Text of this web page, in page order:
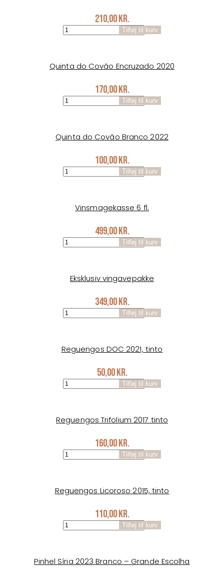
210,00kr.
Exordio
2019
Tilføj til kurv
Quinta do Covão Encruzado 2020
170,00kr.
Quinta
do
2020
Tilføj til kurv
Quinta do Covão Branco 2022
100,00kr.
Quinta
do
2022
Tilføj til kurv
Vinsmagekasse 6 fl.
499,00kr.
Vinsmagekasse
6
Tilføj til kurv
Eksklusiv vingavepakke
349,00kr.
Eksklusiv
vingavepakke
Tilføj til kurv
Reguengos DOC 2021, tinto
50,00kr.
Reguengos
DOC
antal
Tilføj til kurv
Reguengos Trifolium 2017 tinto
160,00kr.
Reguengos
Trifolium
antal
Tilføj til kurv
Reguengos Licoroso 2015, tinto
110,00kr.
Reguengos
Licoroso
antal
Tilføj til kurv
Pinhel Síria 2023 Branco – Grande Escolha